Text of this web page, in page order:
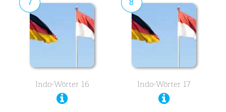
7
Indo-Wörter 16
8
Indo-Wörter 17